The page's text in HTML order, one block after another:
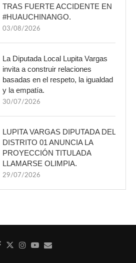
TRAS FUERTE ACCIDENTE EN
#HUAUCHINANGO.
03/08/2026
La Diputada Local Lupita Vargas
invita a construir relaciones
basadas en el respeto, la igualdad
y la empatía.
30/07/2026
LUPITA VARGAS DIPUTADA DEL
DISTRITO 01 ANUNCIA LA
PROYECCIÓN TITULADA
LLAMARSE OLIMPIA.
29/07/2026